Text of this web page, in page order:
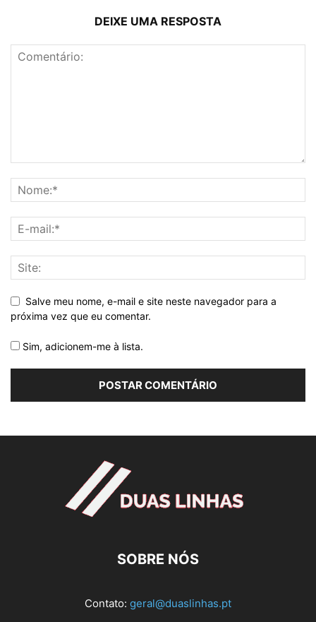
DEIXE UMA RESPOSTA
Salve meu nome, e-mail e site neste navegador para a
próxima vez que eu comentar.
Sim, adicionem-me à lista.
SOBRE NÓS
Contato: geral@duaslinhas.pt